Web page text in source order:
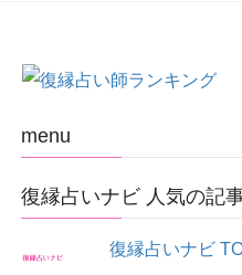
menu
復縁占いナビ 人気の記
復縁占いナビ